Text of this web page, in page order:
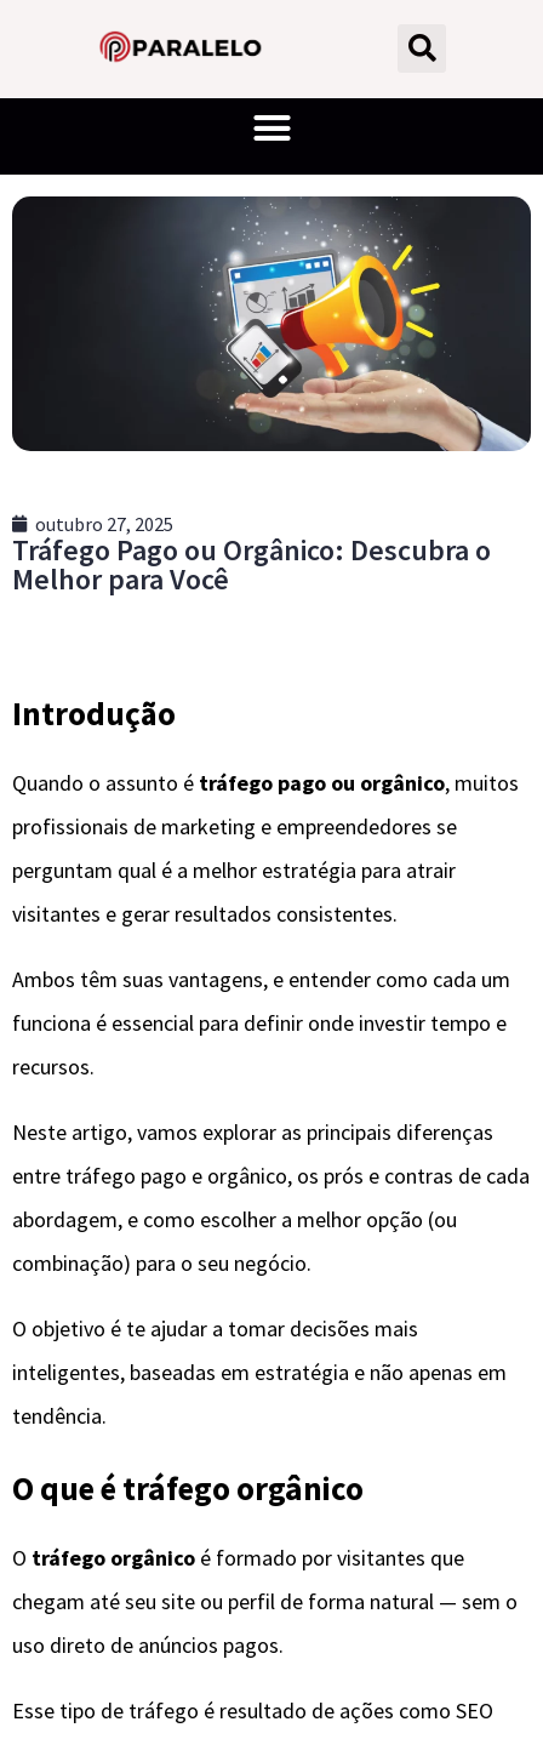
outubro 27, 2025
Tráfego Pago ou Orgânico: Descubra o
Melhor para Você
Introdução
Quando o assunto é tráfego pago ou orgânico, muitos
profissionais de marketing e empreendedores se
perguntam qual é a melhor estratégia para atrair
visitantes e gerar resultados consistentes.
Ambos têm suas vantagens, e entender como cada um
funciona é essencial para definir onde investir tempo e
recursos.
Neste artigo, vamos explorar as principais diferenças
entre tráfego pago e orgânico, os prós e contras de cada
abordagem, e como escolher a melhor opção (ou
combinação) para o seu negócio.
O objetivo é te ajudar a tomar decisões mais
inteligentes, baseadas em estratégia e não apenas em
tendência.
O que é tráfego orgânico
O tráfego orgânico é formado por visitantes que
chegam até seu site ou perfil de forma natural — sem o
uso direto de anúncios pagos.
Esse tipo de tráfego é resultado de ações como SEO